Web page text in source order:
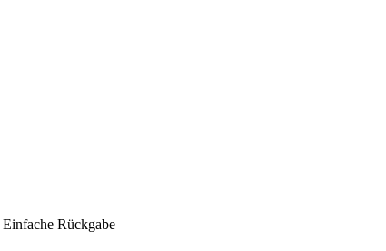
Einfache Rückgabe